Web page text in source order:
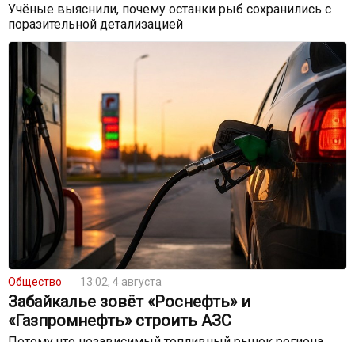
Учёные выяснили, почему останки рыб сохранились с
поразительной детализацией
Общество 13:02, 4 августа
Забайкалье зовёт «Роснефть» и
«Газпромнефть» строить АЗС